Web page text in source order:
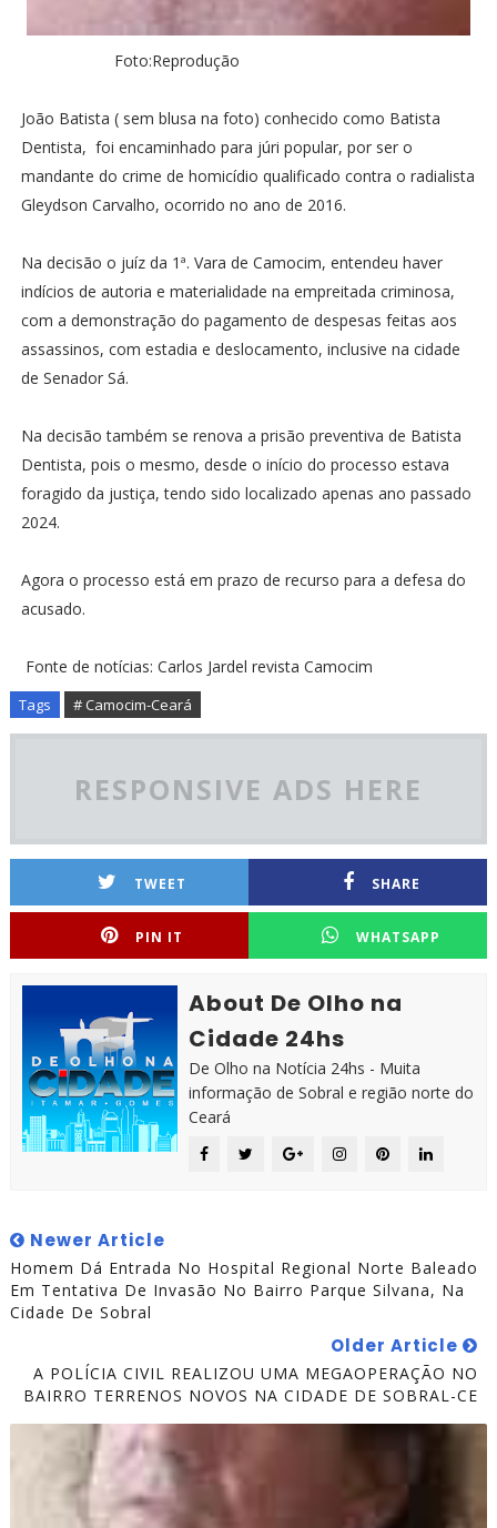
Foto:Reprodução
João Batista ( sem blusa na foto) conhecido como Batista
Dentista, foi encaminhado para júri popular, por ser o
mandante do crime de homicídio qualificado contra o radialista
Gleydson Carvalho, ocorrido no ano de 2016.
Na decisão o juíz da 1ª. Vara de Camocim, entendeu haver
indícios de autoria e materialidade na empreitada criminosa,
com a demonstração do pagamento de despesas feitas aos
assassinos, com estadia e deslocamento, inclusive na cidade
de Senador Sá.
Na decisão também se renova a prisão preventiva de Batista
Dentista, pois o mesmo, desde o início do processo estava
foragido da justiça, tendo sido localizado apenas ano passado
2024.
Agora o processo está em prazo de recurso para a defesa do
acusado.
Fonte de notícias: Carlos Jardel revista Camocim
Tags # Camocim-Ceará
RESPONSIVE ADS HERE
TWEET SHARE
PIN IT WHATSAPP
About De Olho na
Cidade 24hs
De Olho na Notícia 24hs - Muita
informação de Sobral e região norte do
Ceará
Newer Article
Homem Dá Entrada No Hospital Regional Norte Baleado
Em Tentativa De Invasão No Bairro Parque Silvana, Na
Cidade De Sobral
Older Article
A POLÍCIA CIVIL REALIZOU UMA MEGAOPERAÇÃO NO
BAIRRO TERRENOS NOVOS NA CIDADE DE SOBRAL-CE